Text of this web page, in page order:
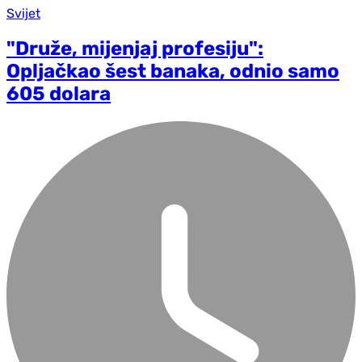
Svijet
"Druže, mijenjaj profesiju":
Opljačkao šest banaka, odnio samo
605 dolara